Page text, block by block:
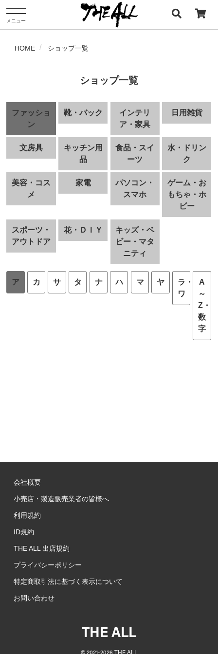
メニュー
HOME ショップ一覧
ショップ一覧
ファッショ
ン
靴・バック
インテリ
ア・家具
日用雑貨
文房具
キッチン用
品
食品・スイ
ーツ
水・ドリン
ク
美容・コス
メ
家電
パソコン・
スマホ
ゲーム・お
もちゃ・ホ
ビー
スポーツ・
アウトドア
花・ＤＩＹ
キッズ・ベ
ビー・マタ
ニティ
ア カ サ タ ナ ハ マ ヤ
ラ・
ワ
A
～
Z・
数
字
会社概要
小売店・製造販売業者の皆様へ
利用規約
ID規約
THE ALL 出店規約
プライバシーポリシー
特定商取引法に基づく表示について
お問い合わせ
THE ALL